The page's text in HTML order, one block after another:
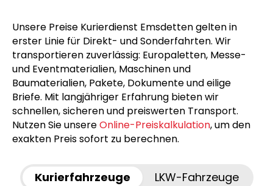
Unsere Preise Kurierdienst Emsdetten gelten in
erster Linie für Direkt- und Sonderfahrten. Wir
transportieren zuverlässig: Europaletten, Messe-
und Eventmaterialien, Maschinen und
Baumaterialien, Pakete, Dokumente und eilige
Briefe. Mit langjähriger Erfahrung bieten wir
schnellen, sicheren und preiswerten Transport.
Nutzen Sie unsereOnline-Preiskalkulation, um den
exakten Preis sofort zu berechnen.
Kurierfahrzeuge LKW-Fahrzeuge